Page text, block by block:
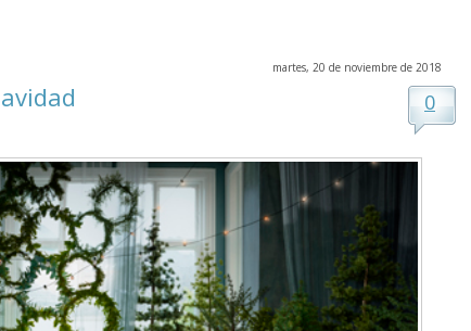
martes, 20 de noviembre de 2018
0